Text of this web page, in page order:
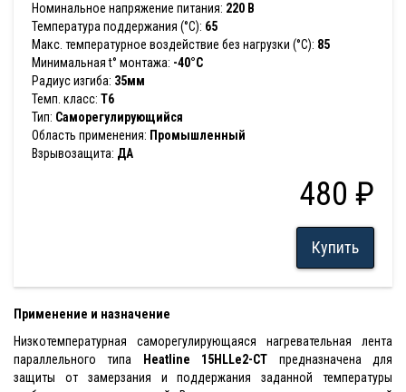
Номинальное напряжение питания: 220 В
Температура поддержания (°С): 65
Макс. температурное воздействие без нагрузки (°С): 85
Минимальная t° монтажа: -40°С
Радиус изгиба: 35мм
Темп. класс: T6
Тип: Саморегулирующийся
Область применения: Промышленный
Взрывозащита: ДА
480 ₽
Купить
Применение и назначение
Низкотемпературная саморегулирующаяся нагревательная лента
параллельного типа
Heatline 15HLLe2-CT предназначена для
защиты от замерзания и поддержания заданной температуры